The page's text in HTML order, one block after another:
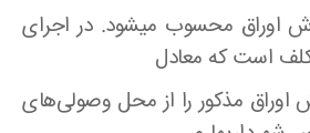
اوراق محسوب میشود. در اجرای
است که معادل
مذکور را از محل وصولی‌های